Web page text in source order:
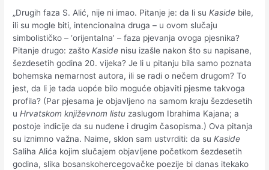
„Drugih faza S. Alić, nije ni imao. Pitanje je: da li suKaside bile,
ili su mogle biti, intencionalna druga – u ovom slučaju
simbolističko – ‘orijentalna’ – faza pjevanja ovoga pjesnika?
Pitanje drugo: zaštoKaside nisu izašle nakon što su napisane,
šezdesetih godina 20. vijeka? Je li u pitanju bila samo poznata
bohemska nemarnost autora, ili se radi o nečem drugom? To
jest, da li je tada uopće bilo moguće objaviti pjesme takvoga
profila? (Par pjesama je objavljeno na samom kraju šezdesetih
uHrvatskom književnom listu zaslugom Ibrahima Kajana; a
postoje indicije da su nuđene i drugim časopisma.) Ova pitanja
su iznimno važna. Naime, sklon sam ustvrditi: da suKaside
Saliha Alića kojim slučajem objavljene početkom šezdesetih
godina, slika bosanskohercegovačke poezije bi danas itekako